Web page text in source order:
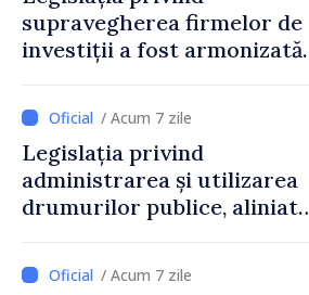
supravegherea firmelor de
investiții a fost armonizată
/ Acum 7 zile
Legislația privind
administrarea și utilizarea
drumurilor publice, aliniată
/ Acum 7 zile